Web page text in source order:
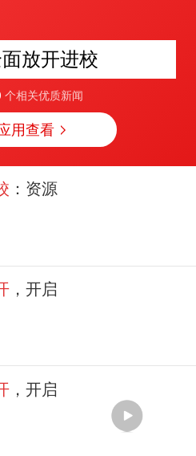
放开进校
个相关优质新闻
用查看
：资源
，开启
，开启